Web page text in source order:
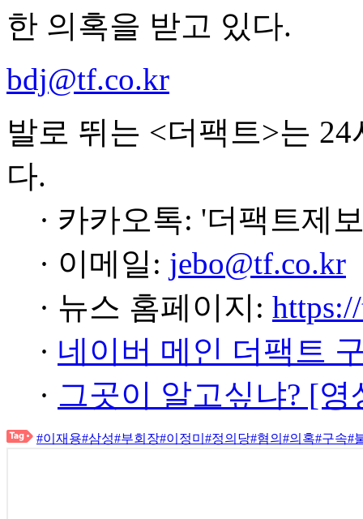
한 의혹을 받고 있다.
bdj@tf.co.kr
발로 뛰는 <더팩트>는
다.
· 카카오톡: '더팩트제
· 이메일: jebo@tf.co.kr
· 뉴스 홈페이지:
· 네이버 메인 더팩트
· 그곳이 알고싶냐? [
#이재용#삼성#부회장#이정미 #정의당#혐의 #의혹#구속#